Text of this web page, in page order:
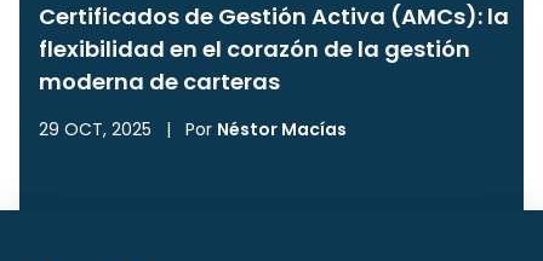
Certificados de Gestión Activa (AMCs): la
flexibilidad en el corazón de la gestión
moderna de carteras
29 OCT, 2025 | Por Néstor Macías